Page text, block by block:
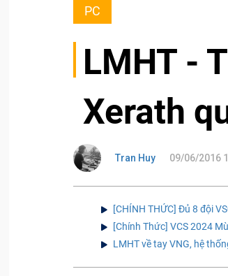
PC
LMHT -
Xerath
Tran Huy 09/06/2016
[CHÍNH THỨC] Đủ 8 đội
[Chính Thức] VCS 2024
LMHT về tay VNG, hệ